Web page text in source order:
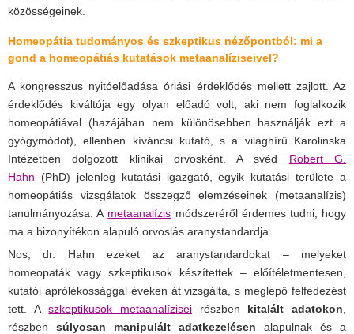
közösségeinek.
Homeopátia tudományos és szkeptikus nézőpontból: mi a
gond a homeopátiás kutatások metaanalíziseivel?
A kongresszus nyitóelőadása óriási érdeklődés mellett zajlott. Az
érdeklődés kiváltója egy olyan előadó volt, aki nem foglalkozik
homeopátiával (hazájában nem különösebben használják ezt a
gyógymódot), ellenben kíváncsi kutató, s a világhírű Karolinska
Intézetben dolgozott klinikai orvosként. A svéd Robert G.
Hahn (PhD) jelenleg kutatási igazgató, egyik kutatási területe a
homeopátiás vizsgálatok összegző elemzéseinek (metaanalízis)
tanulmányozása. A metaanalízis módszeréről érdemes tudni, hogy
ma a bizonyítékon alapuló orvoslás aranystandardja.
Nos, dr. Hahn ezeket az aranystandardokat – melyeket
homeopaták vagy szkeptikusok készítettek – előítéletmentesen,
kutatói aprólékossággal éveken át vizsgálta, s meglepő felfedezést
tett. Aszkeptikusok metaanalízisei részben kitalált adatokon
részben súlyosan manipulált adatkezelésen alapulnak és a